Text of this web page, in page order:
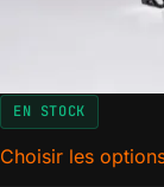
EN STOCK
Choisir les
for